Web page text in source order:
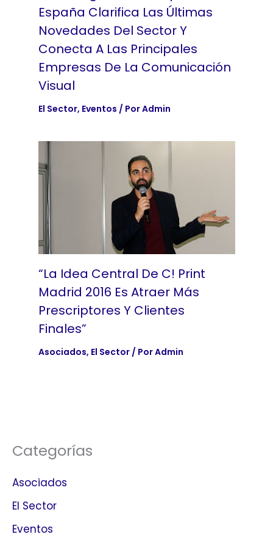
España Clarifica Las Últimas
Novedades Del Sector Y
Conecta A Las Principales
Empresas De La Comunicación
Visual
El Sector, Eventos / PorAdmin
“La Idea Central De C! Print
Madrid 2016 Es Atraer Más
Prescriptores Y Clientes
Finales”
Asociados, El Sector/ PorAdmin
Categorías
Asociados
El Sector
Eventos